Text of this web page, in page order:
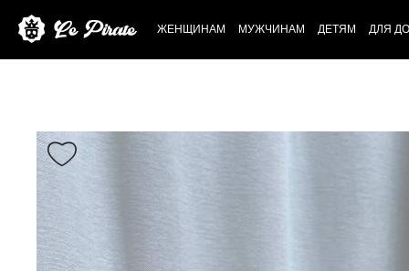
ЖЕНЩИНАМ МУЖЧИНАМ ДЕТЯМ ДЛЯ